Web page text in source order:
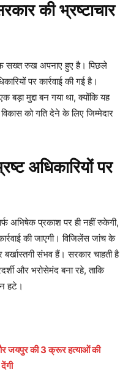
की भ्रष्टाचार
सख्त रुख अपनाए हुए है। पिछले
पर कार्रवाई की गई है।
बड़ा मुद्दा बन गया था, क्योंकि यह
को गति देने के लिए जिम्मेदार
अधिकारियों पर
अभिषेक प्रकाश पर ही नहीं रुकेगी,
की जाएगी। विजिलेंस जांच के
संभव हैं। सरकार चाहती है
और भरोसेमंद बना रहे, ताकि
हटे।
और जयपुर की 3 क्रूर हत्याओं की